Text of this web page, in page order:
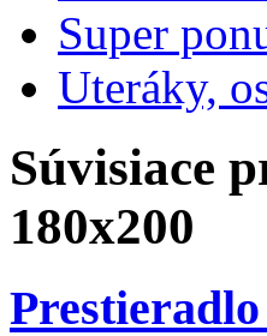
Super
Uteráky,
Súvisiace
180x200